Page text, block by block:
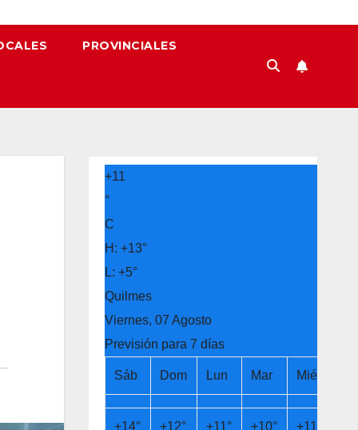
PROVINCIALES
+11
°
C
H: +13°
L: +5°
Quilmes
Viernes, 07 Agosto
Previsión para 7 días
Sáb Dom Lun Mar Mié
+14° +12° +11° +10° +11°